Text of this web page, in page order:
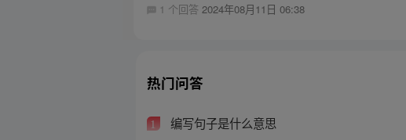
1 个回答2024年08月11日 06:38
热门问答
1 编写句子是什么意思